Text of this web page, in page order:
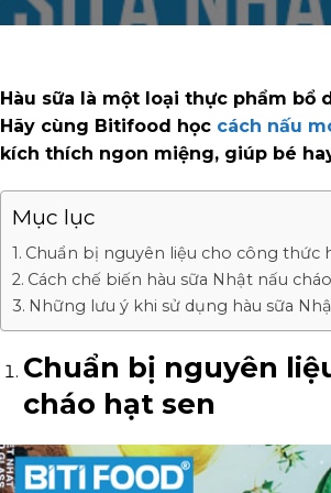
Hàu sữa là một loại thực phẩm bổ
Hãy cùng Bitifood học cách nấu
kích thích ngon miệng, giúp bé
Mục lục
Chuẩn bị nguyên liệu cho công thức
Cách chế biến hàu sữa Nhật nấu
Những lưu ý khi sử dụng hàu sữa
Chuẩn bị nguyên
cháo hạt sen